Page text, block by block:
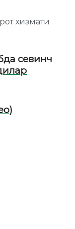
хизмати
севинч